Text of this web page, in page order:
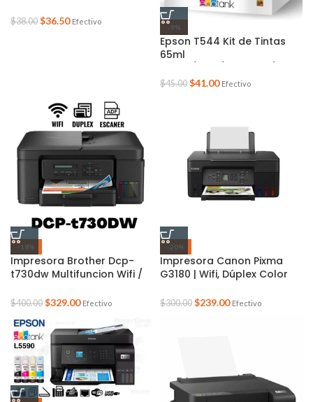
$38.00 $36.50 Efectivo
-9%
Epson T544 Kit de Tintas
65ml
rillo
$45.00 $41.00 Efectivo
-18%
Impresora Brother Dcp-
t730dw Multifuncion Wifi /
Cara/ Escaner Adf
$400.00 $329.00 Efectivo
-20%
Impresora Canon Pixma
G3180 | Wifi, Dúplex Color
$300.00 $239.00 Efectivo